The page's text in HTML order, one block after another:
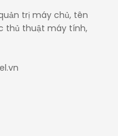
trị máy chủ, tên
thủ thuật máy tính,